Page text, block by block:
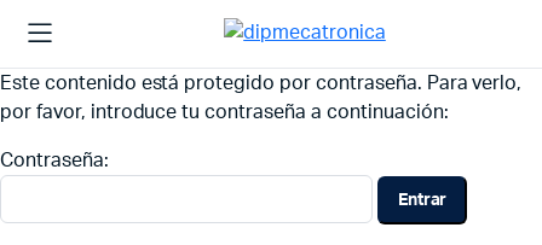
Este contenido está protegido por contraseña. Para verlo,
por favor, introduce tu contraseña a continuación:
Contraseña: